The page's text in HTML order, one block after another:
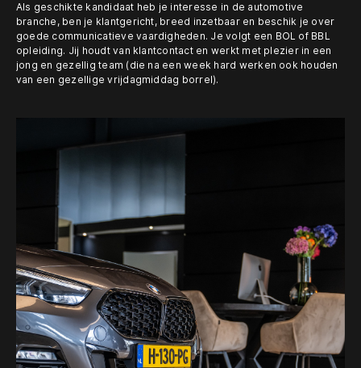
Als geschikte kandidaat heb je interesse in de automotive
branche, ben je klantgericht, breed inzetbaar en beschik je over
goede communicatieve vaardigheden. Je volgt een BOL of BBL
opleiding. Jij houdt van klantcontact en werkt met plezier in een
jong en gezellig team (die na een week hard werken ook houden
van een gezellige vrijdagmiddag borrel).